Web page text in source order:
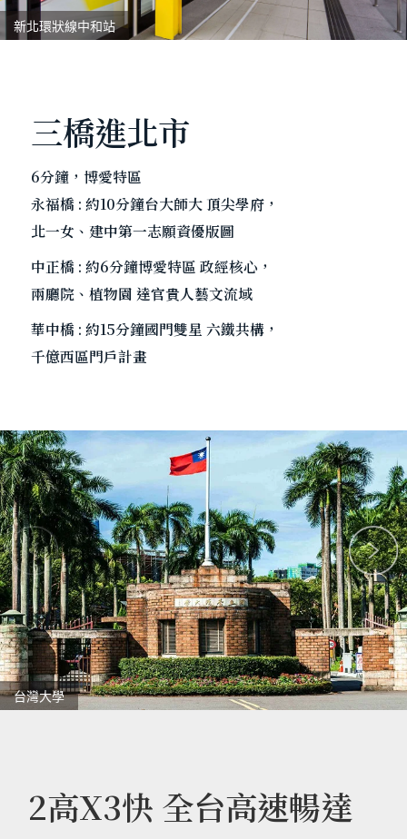
新北環狀線中和站
三橋進北市
6分鐘，博愛特區
永福橋 : 約10分鐘台大師大 頂尖學府，
北一女、建中第一志願資優版圖
中正橋 : 約6分鐘博愛特區 政經核心，
兩廳院、植物園 達官貴人藝文流域
華中橋 : 約15分鐘國門雙星 六鐵共構，
千億西區門戶計畫
台灣大學
2高X3快 全台高速暢達